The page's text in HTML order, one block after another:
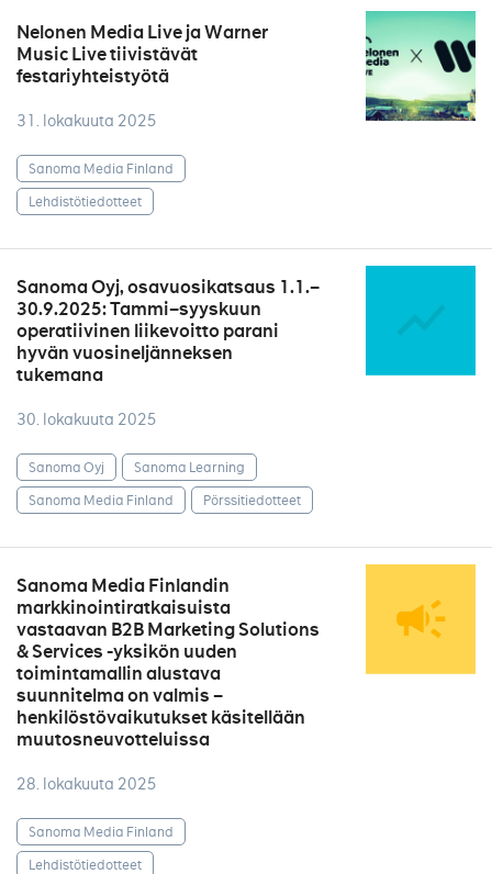
Nelonen Media Live ja Warner
Music Live tiivistävät
festariyhteistyötä
31. lokakuuta 2025
Sanoma Media Finland
Lehdistötiedotteet
Sanoma Oyj, osavuosikatsaus 1.1.–
30.9.2025: Tammi–syyskuun
operatiivinen liikevoitto parani
hyvän vuosineljänneksen
tukemana
30. lokakuuta 2025
Sanoma Oyj
Sanoma Learning
Sanoma Media Finland
Pörssitiedotteet
Sanoma Media Finlandin
markkinointiratkaisuista
vastaavan B2B Marketing Solutions
& Services -yksikön uuden
toimintamallin alustava
suunnitelma on valmis –
henkilöstövaikutukset käsitellään
muutosneuvotteluissa
28. lokakuuta 2025
Sanoma Media Finland
Lehdistötiedotteet